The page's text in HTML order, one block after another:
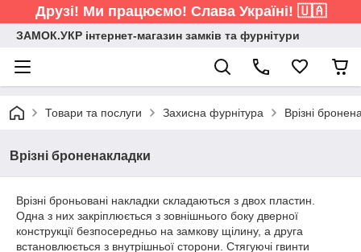
Друзі! Ми працюємо! Слава Україні! 🇺🇦
ЗАМОК.УКР інтернет-магазин замків та фурнітури
Товари та послуги Захисна фурнітура Врізні
Врізні броненакладки
Врізні броньовані накладки складаються з двох пластин.
Одна з них закріплюється з зовнішнього боку дверної
конструкції безпосередньо на замкову щілину, а друга
встановлюється з внутрішньої сторони. Стягуючі гвинти